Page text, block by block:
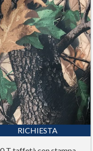
RICHIESTA